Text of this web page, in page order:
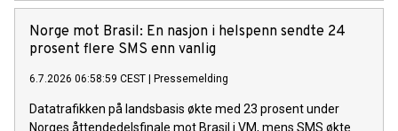
26 prosent, mens SMS-trafikken økte med hele 70 prosent.
Økningen var spesielt stor i Oslo sentrum.
Norge mot Brasil: En nasjon i helspenn sendte 24
prosent flere SMS enn vanlig
6.7.2026 06:58:59 CEST Pressemelding
Datatrafikken på landsbasis økte med 23 prosent under
Norges åttendedelsfinale mot Brasil i VM, mens SMS økte